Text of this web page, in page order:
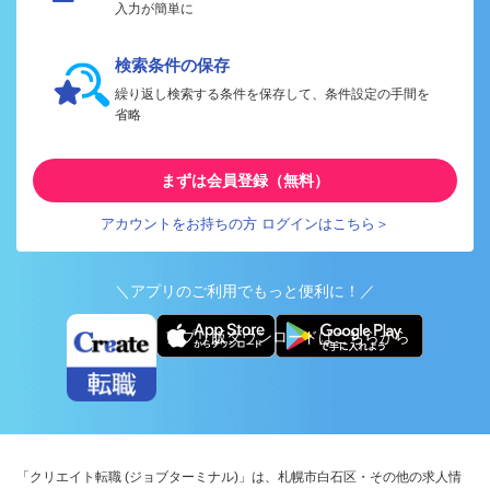
入力が簡単に
検索条件の保存
繰り返し検索する条件を保存して、条件設定の手間を
省略
まずは会員登録（無料）
アカウントをお持ちの方 ログインはこちら＞
＼アプリのご利用でもっと便利に！／
アプリ版ダウンロードはこちらから
「クリエイト転職 (ジョブターミナル)」は、札幌市白石区・その他の求人情